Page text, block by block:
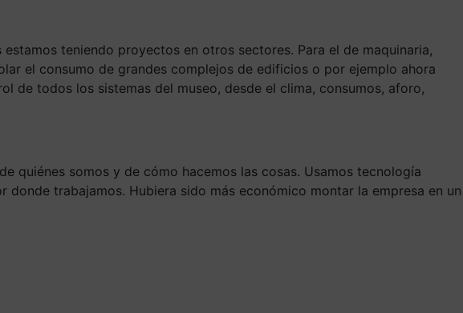
teniendo proyectos en otros sectores. Para el de maquinaria,
el consumo de grandes complejos de edificios o por ejemplo ahora
de todos los sistemas del museo, desde el clima, consumos, aforo,
quiénes somos y de cómo hacemos las cosas. Usamos tecnología
trabajamos. Hubiera sido más económico montar la empresa en un